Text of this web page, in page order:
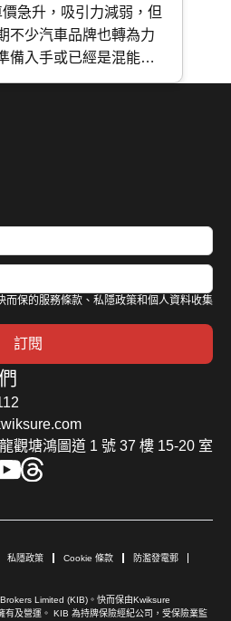
急升，吸引力減弱，但
不少汽車品牌也轉為力
備入手或已經是混能車
類的混能車？應該如何
保養攻略。
而保的服務條款、私隱政策和個人資料收集
訂閱
觀塘鴻圖道 1 號 37 樓 15-20 室
私隱政策 Cookie 條款 防濫發電郵
Limited (KIB)。快而保由Kwiksure
及營運。 KIB 為持牌保險經紀公司，受保險業監